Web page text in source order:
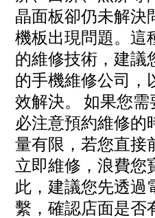
晶面板卻仍未解決
機板出現問題。這
的維修技術，建議
的手機維修公司，
效解決。
如果您需
必注意預約維修的
量有限，若您直接
立即維修，浪費您
此，建議您先透過
繫，確認店面是否